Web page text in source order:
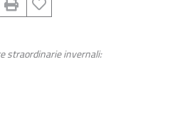
straordinarie invernali: